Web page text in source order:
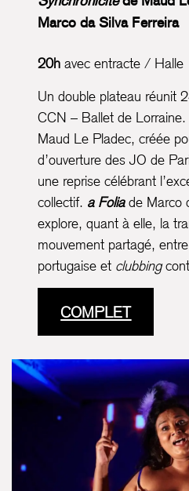
Marco da Silva Ferreira
20havec entracte / Halle
Un double plateau réunit
CCN – Ballet de Lorraine.
Maud Le Pladec, créée
d’ouverture des JO de
une reprise célébrant
collectif. a Foliade Marco
explore, quant à elle, la
mouvement partagé,
portugaise et clubbing
COMPLET